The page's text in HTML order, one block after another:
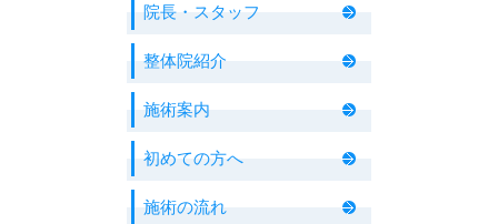
院長・スタッフ
整体院紹介
施術案内
初めての方へ
施術の流れ